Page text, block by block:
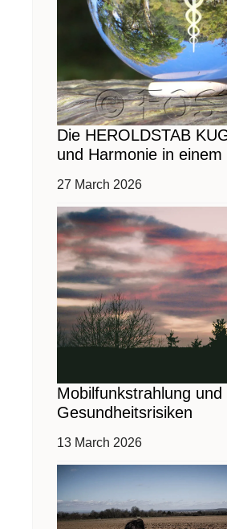
Die HEROLDSTAB
und Harmonie in einem
27 March 2026
Mobilfunkstrahlung und
Gesundheitsrisiken
13 March 2026